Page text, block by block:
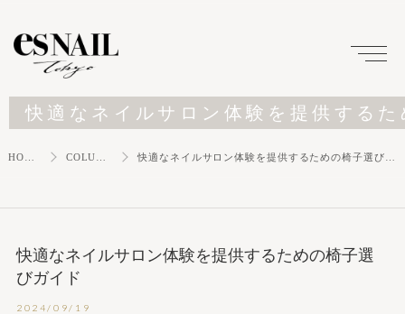
快適なネイルサロン体験を提供する
快適なネイルサロン体験を提供するための椅子選
びガイド
2024/09/19